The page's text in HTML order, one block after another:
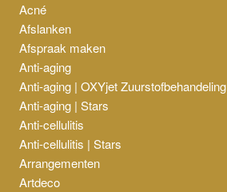
Acné
Afslanken
Afspraak maken
Anti-aging
Anti-aging | OXYjet Zuurstofbehandeling
Anti-aging | Stars
Anti-cellulitis
Anti-cellulitis | Stars
Arrangementen
Artdeco